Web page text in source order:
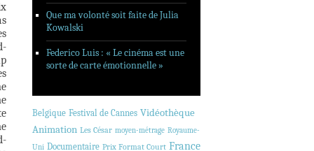
Que ma volonté soit faite de Julia
Kowalski
Federico Luis : « Le cinéma est une
sorte de carte émotionnelle »
Belgique Festival de Cannes Vidéothèque
Animation Les César moyen-métrage Royaume-
Uni Documentaire Prix Format Court France